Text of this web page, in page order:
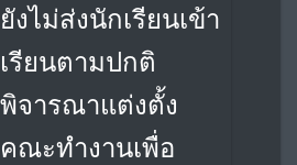
ยังไม่ส่งนักเรียนเข้า
เรียนตามปกติ
พิจารณาแต่งตั้ง
คณะทำงานเพื่อ